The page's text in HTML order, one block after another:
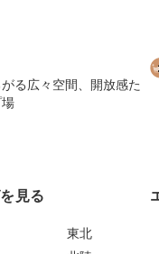
る広々空間、開放感た
見る
東北